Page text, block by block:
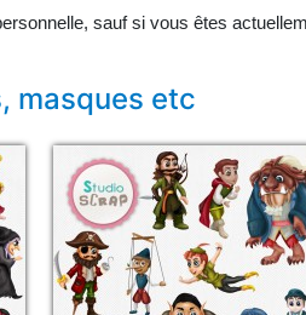
sauf si vous êtes
masques etc